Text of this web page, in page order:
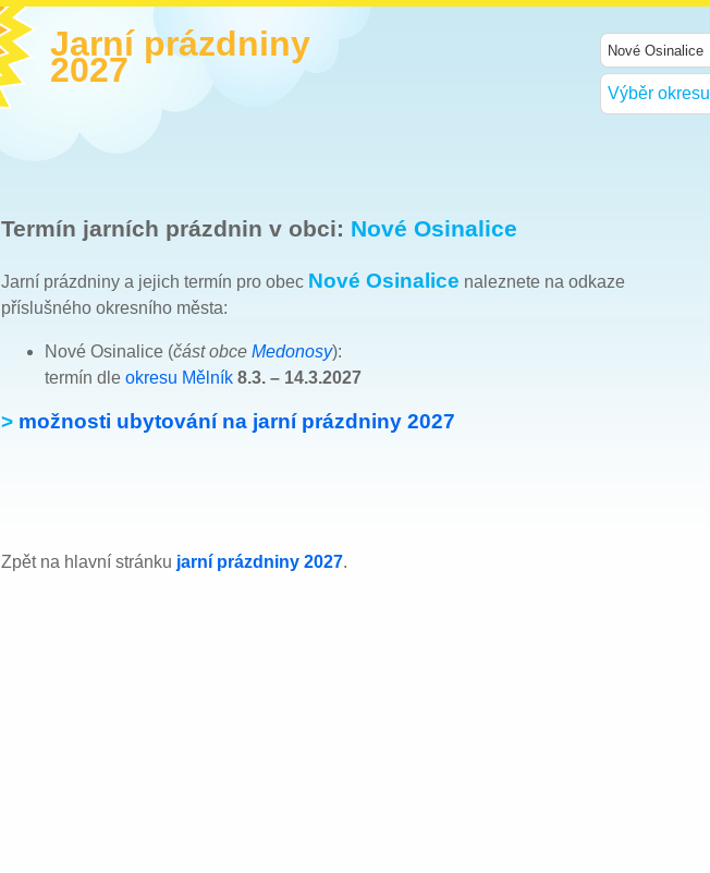
Jarní prázdniny
2027
Výběr okresu
Termín jarních prázdnin v obci: Nové Osinalice
Jarní prázdniny a jejich termín pro obec Nové Osinalice naleznete na odkaze
příslušného okresního města:
Nové Osinalice (část obce Medonosy):
termín dle okresu Mělník 8.3. – 14.3.2027
> možnosti ubytování na jarní prázdniny 2027
Zpět na hlavní stránku jarní prázdniny 2027.